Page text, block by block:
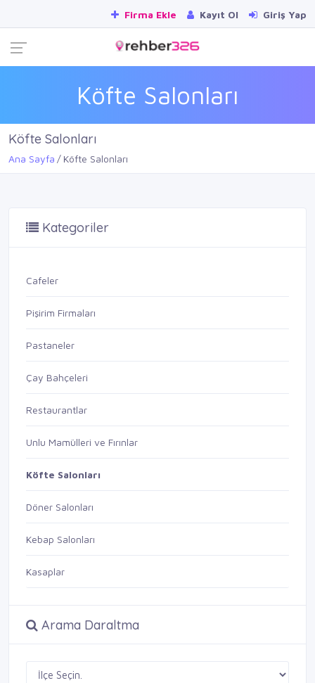
Firma Ekle Kayıt Ol Giriş Yap
Köfte Salonları
Köfte Salonları
Ana Sayfa Köfte Salonları
Kategoriler
Cafeler
Pişirim Firmaları
Pastaneler
Çay Bahçeleri
Restaurantlar
Unlu Mamülleri ve Fırınlar
Köfte Salonları
Döner Salonları
Kebap Salonları
Kasaplar
Arama Daraltma